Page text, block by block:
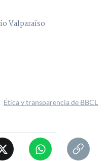
Valparaíso
Ética y transparencia de BBCL